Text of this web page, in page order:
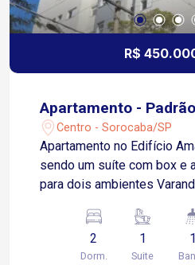
R$
Apartamento - Padrão
Centro - Sorocaba/SP
Apartamento no Edifício
sendo um suíte com box e
para dois ambientes
armário Cozinha moderna e
armários Área de serviço
coberta para dois veículos.
2
Dorm.
1
Suite
1